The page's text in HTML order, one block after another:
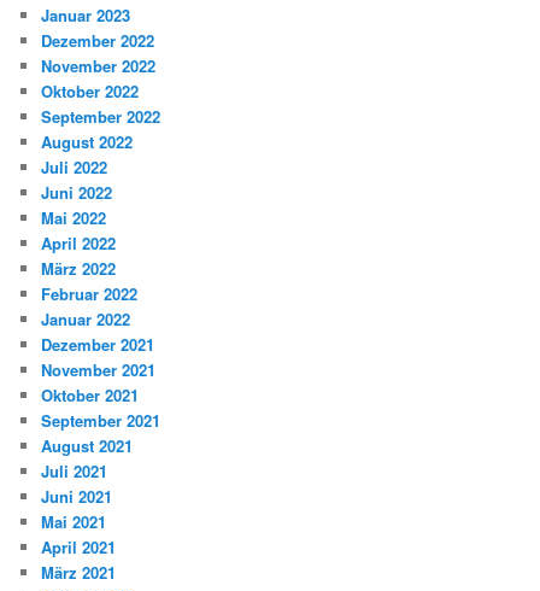
Januar 2023
Dezember 2022
November 2022
Oktober 2022
September 2022
August 2022
Juli 2022
Juni 2022
Mai 2022
April 2022
März 2022
Februar 2022
Januar 2022
Dezember 2021
November 2021
Oktober 2021
September 2021
August 2021
Juli 2021
Juni 2021
Mai 2021
April 2021
März 2021